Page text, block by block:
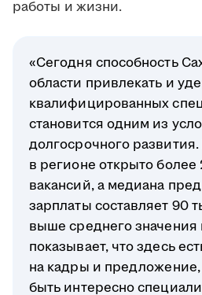
работы и жизни.
«Сегодня способность
области привлекать и
квалифицированных
становится одним из
долгосрочного
в регионе открыто более
вакансий, а медиана
зарплаты составляет 90
выше среднего значения
показывает, что здесь
на кадры и
быть интересно